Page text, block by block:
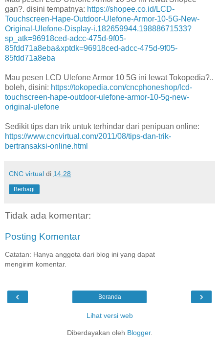
gan?. disini tempatnya: https://shopee.co.id/LCD-
Touchscreen-Hape-Outdoor-Ulefone-Armor-10-5G-New-
Original-Ulefone-Display-i.182659944.19888671533?
sp_atk=96918ced-adcc-475d-9f05-
85fdd71a8eba&xptdk=96918ced-adcc-475d-9f05-
85fdd71a8eba
Mau pesen LCD Ulefone Armor 10 5G ini lewat Tokopedia?..
boleh, disini: https://tokopedia.com/cncphoneshop/lcd-
touchscreen-hape-outdoor-ulefone-armor-10-5g-new-
original-ulefone
Sedikit tips dan trik untuk terhindar dari penipuan online:
https://www.cncvirtual.com/2011/08/tips-dan-trik-
bertransaksi-online.html
CNC virtual di 14.28
Berbagi
Tidak ada komentar:
Posting Komentar
Catatan: Hanya anggota dari blog ini yang dapat
mengirim komentar.
‹ ›
Beranda
Lihat versi web
Diberdayakan oleh Blogger.